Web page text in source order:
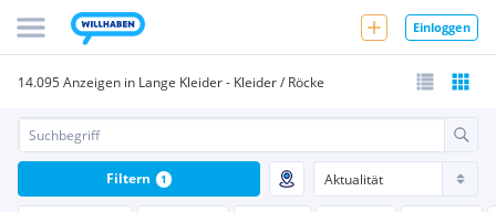
Einloggen
14.095 Anzeigen in Lange Kleider - Kleider / Röcke
Filtern 1